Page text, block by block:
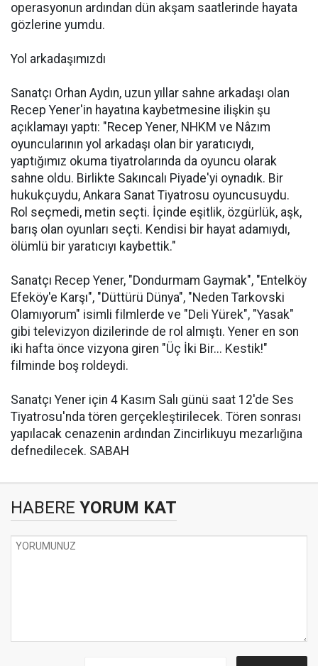
operasyonun ardından dün akşam saatlerinde hayata
gözlerine yumdu.
Yol arkadaşımızdı
Sanatçı Orhan Aydın, uzun yıllar sahne arkadaşı olan
Recep Yener'in hayatına kaybetmesine ilişkin şu
açıklamayı yaptı: "Recep Yener, NHKM ve Nâzım
oyuncularının yol arkadaşı olan bir yaratıcıydı,
yaptığımız okuma tiyatrolarında da oyuncu olarak
sahne oldu. Birlikte Sakıncalı Piyade'yi oynadık. Bir
hukukçuydu, Ankara Sanat Tiyatrosu oyuncusuydu.
Rol seçmedi, metin seçti. İçinde eşitlik, özgürlük, aşk,
barış olan oyunları seçti. Kendisi bir hayat adamıydı,
ölümlü bir yaratıcıyı kaybettik."
Sanatçı Recep Yener, "Dondurmam Gaymak", "Entelköy
Efeköy'e Karşı", "Düttürü Dünya", "Neden Tarkovski
Olamıyorum" isimli filmlerde ve "Deli Yürek", "Yasak"
gibi televizyon dizilerinde de rol almıştı. Yener en son
iki hafta önce vizyona giren "Üç İki Bir... Kestik!"
filminde boş roldeydi.
Sanatçı Yener için 4 Kasım Salı günü saat 12'de Ses
Tiyatrosu'nda tören gerçekleştirilecek. Tören sonrası
yapılacak cenazenin ardından Zincirlikuyu mezarlığına
defnedilecek. SABAH
HABERE YORUM KAT